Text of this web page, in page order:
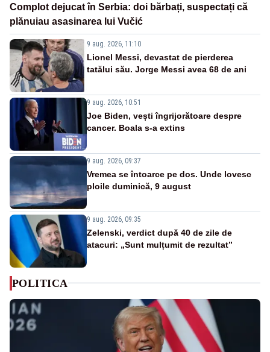
Complot dejucat în Serbia: doi bărbați, suspectați că
plănuiau asasinarea lui Vučić
9 aug. 2026, 11:10
Lionel Messi, devastat de pierderea
tatălui său. Jorge Messi avea 68 de ani
9 aug. 2026, 10:51
Joe Biden, vești îngrijorătoare despre
cancer. Boala s-a extins
9 aug. 2026, 09:37
Vremea se întoarce pe dos. Unde lovesc
ploile duminică, 9 august
9 aug. 2026, 09:35
Zelenski, verdict după 40 de zile de
atacuri: „Sunt mulțumit de rezultat”
POLITICA